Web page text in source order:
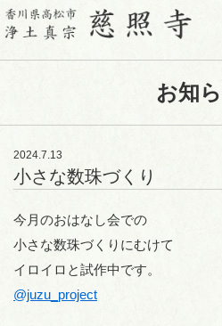
お知
2024.7.13
小さな数珠づくり
今月のおはなし会での
小さな数珠づくりにむけて
イロイロと試作中です。
@juzu_project